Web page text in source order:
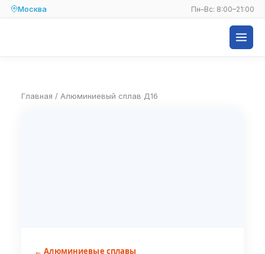
Москва Пн–Вс: 8:00–21:00
Главная / Алюминиевый сплав Д16
← Алюминиевые сплавы